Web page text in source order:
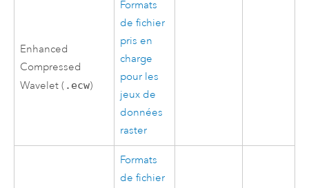
Enhanced
Compressed
Wavelet ( .ecw)
Formats
de fichier
pris en
charge
pour les
jeux de
données
raster
Formats
de fichier